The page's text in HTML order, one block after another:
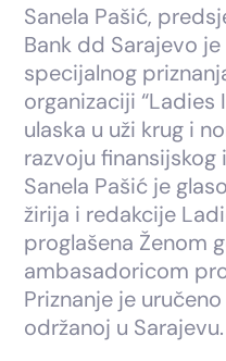
Sanela Pašić,
Bank dd Sarajevo
specijalnog
organizaciji “Ladies
ulaska u uži krug i
razvoju finansijskog
Sanela Pašić je
žirija i redakcije
proglašena Ženom
ambasadoricom
Priznanje je
održanoj u Sarajevu.